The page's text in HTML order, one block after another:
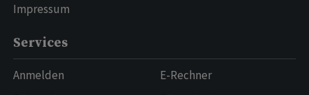
Impressum
Services
Anmelden
E-Rechner